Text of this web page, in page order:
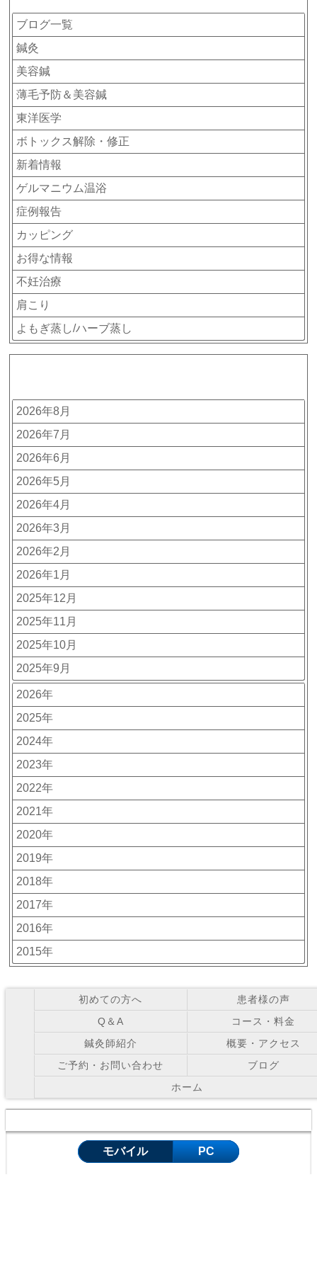
ブログ一覧
鍼灸
美容鍼
薄毛予防＆美容鍼
東洋医学
ボトックス解除・修正
新着情報
ゲルマニウム温浴
症例報告
カッピング
お得な情報
不妊治療
肩こり
よもぎ蒸し/ハーブ蒸し
2026年8月
2026年7月
2026年6月
2026年5月
2026年4月
2026年3月
2026年2月
2026年1月
2025年12月
2025年11月
2025年10月
2025年9月
2026年
2025年
2024年
2023年
2022年
2021年
2020年
2019年
2018年
2017年
2016年
2015年
初めての方へ
患者様の声
Q＆A
コース・料金
鍼灸師紹介
概要・アクセス
ご予約・お問い合わせ
ブログ
ホーム
モバイル PC